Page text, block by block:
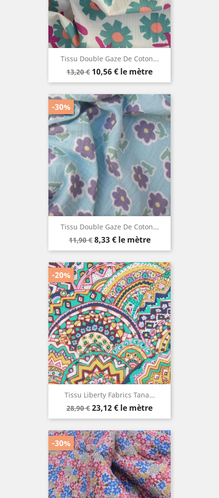
Tissu Double Gaze De Coton...
Prix
de
13,20 € Prix
10,56 € le mètre
Tissu Double Gaze De Coton...
Prix
de
11,90 € Prix
8,33 € le mètre
-30%
Tissu Liberty Fabrics Tana...
Prix
de
28,90 € Prix
23,12 € le mètre
-20%
-30%